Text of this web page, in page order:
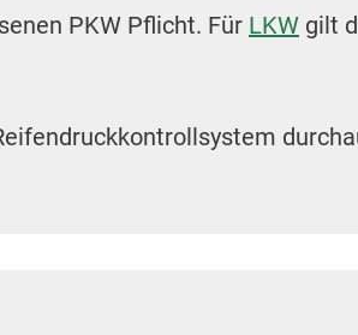
PKW Pflicht. Für LKW gilt